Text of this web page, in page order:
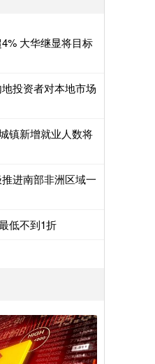
大华继显将目标
投资者对本地市场
镇新增就业人数将
进南部非洲区域一
低不到1折